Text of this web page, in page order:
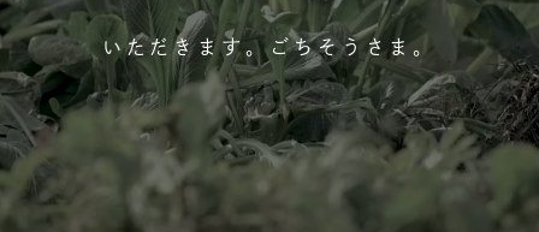
いただきます。ごちそうさま。